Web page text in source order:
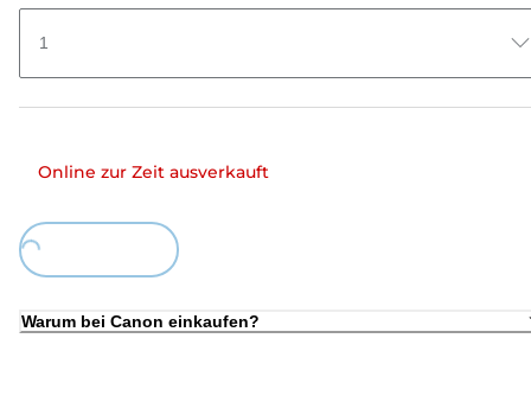
1
Online zur Zeit ausverkauft
Loading...
Warum bei Canon einkaufen?